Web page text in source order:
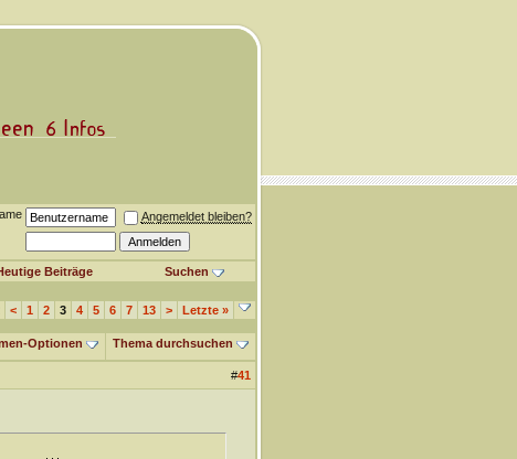
Angemeldet bleiben?
Beiträge Suchen
< 1 2 3 4 5 6 7 13 > Letzte »
Optionen Thema durchsuchen
#41